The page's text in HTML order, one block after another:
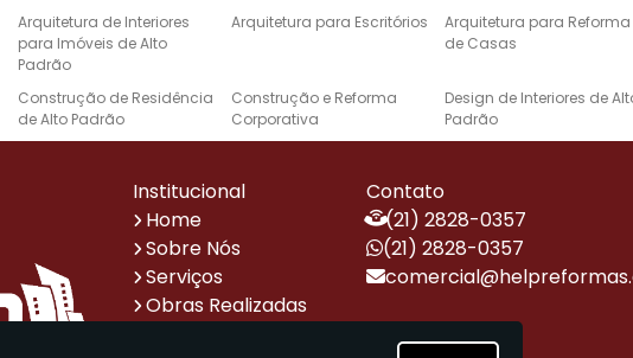
Arquitetura de Interiores
para Imóveis de Alto
Padrão
Arquitetura para Escritórios
Arquitetura para Reforma
de Casas
Construção de Residência
de Alto Padrão
Construção e Reforma
Corporativa
Design de Interiores de
Padrão
Casas de Alto Padrão
Projetos de Arquitetura de
Residencial
Reforma de Escritório
Reforma de Escritório
Reforma e Construção de
Alto Padrão
Empresa de Reformas para
Obras Corporativas e
Reformas de Escritórios
Corporativas
Institucional
Home
Sobre Nós
Serviços
Obras Realizadas
Contato
(21) 2828-0357
(21) 2828-0357